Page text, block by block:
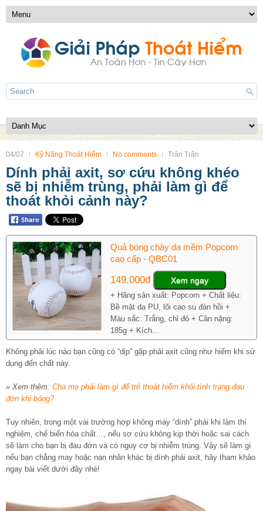
04/07 Kỹ Năng Thoát Hiểm No comments Trân Trân
Dính phải axit, sơ cứu không khéo
sẽ bị nhiễm trùng, phải làm gì để
thoát khỏi cảnh này?
Quả bóng chày da mềm Popcorn
cao cấp - QBC01
149.000đ Xem ngay
+ Hãng sản xuất: Popcorn + Chất liệu:
Bề mặt da PU, lõi cao su đàn hồi +
Màu sắc: Trắng, chỉ đỏ + Cân nặng:
185g + Kích...
Không phải lúc nào bạn cũng có “dịp” gặp phải axit cũng như hiếm khi sử
dụng đến chất này.
» Xem thêm: Cha mẹ phải làm gì để trẻ thoát hiểm khỏi tình trạng đau
đớn khi bỏng?
Tuy nhiên, trong một vài trường hợp không may “dính” phải khi làm thí
nghiệm, chế biến hóa chất…, nếu sơ cứu không kịp thời hoặc sai cách
sẽ làm cho bạn bị đau đớn và có nguy cơ bị nhiễm trùng. Vậy sẽ làm gì
nếu bạn chẳng may hoặc nạn nhân khác bị dính phải axit, hãy tham khảo
ngay bài viết dưới đây nhé!